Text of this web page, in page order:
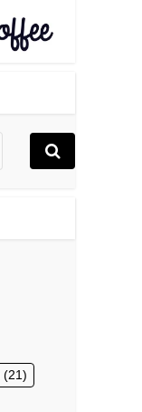
(21)